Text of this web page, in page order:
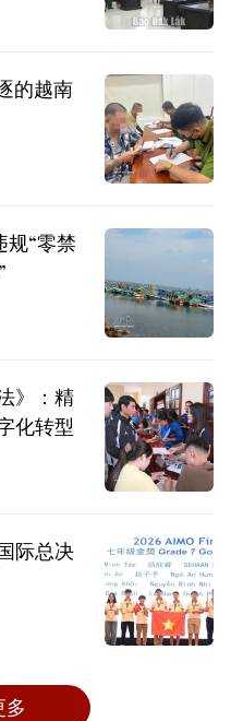
的越南
规“零禁
》：精
化转型
际总决
多